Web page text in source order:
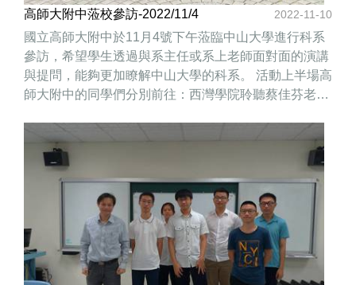
高師大附中蒞校參訪-2022/11/4 2022-11-10
國立高師大附中於11月4號下午蒞臨中山大學進行科系
參訪，希望學生透過與系主任或系上老師面對面的演講
與提問，能夠更加瞭解中山大學的科系。 活動上半場高
師大附中的同學們分別前往：西灣學院聆聽蔡佳芬老師
理工長廊自由參觀工學院聯合專題競賽與展示。 活動下
半場，學生們繼續分頭進行參訪，於西灣學院聆聽謝如
梅主任關於人科學程的解說；於理學院國際會議廳，由
莊豐權系主任介紹物理學系；由電機工程學系曾乙立老
師進行電機系實驗室參訪與解說。 行程結束後，同學們
相互分享剛才參訪的所見所聞，熱烈地分享心得，期盼
此趟行程讓同學獲益良多，並期許同學未來能夠成為中